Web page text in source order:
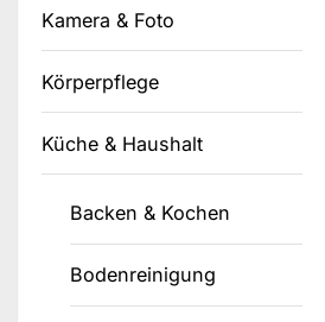
Kamera & Foto
Körperpflege
Küche & Haushalt
Backen & Kochen
Bodenreinigung